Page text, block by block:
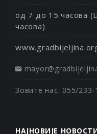
од 7 до 15 часова
часова)
Зовите нас: 055/233-
НАЈНОВИЈЕ